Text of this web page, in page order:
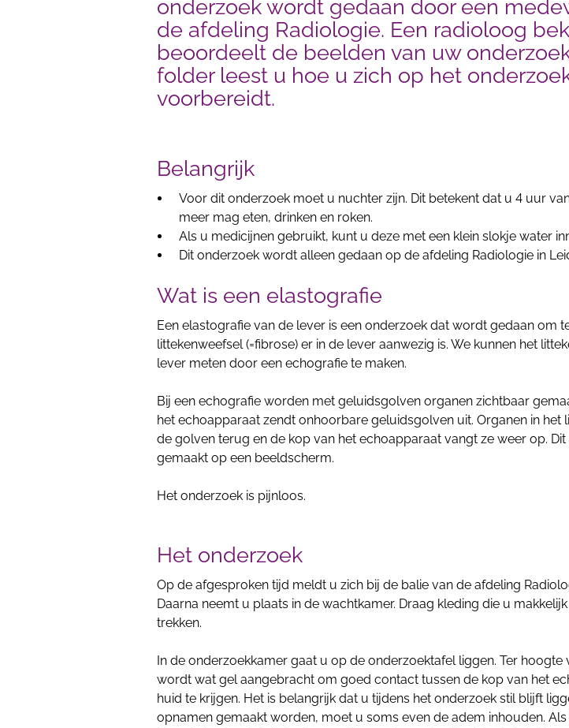
onderzoek wordt gedaan door een
de afdeling Radiologie. Een radioloog
beoordeelt de beelden van uw
folder leest u hoe u zich op het
voorbereidt.
Belangrijk
Voor dit onderzoek moet u nuchter zijn. Dit betekent dat u 4 uur
meer mag eten, drinken en roken.
Als u medicijnen gebruikt, kunt u deze met een klein slokje water
Dit onderzoek wordt alleen gedaan op de afdeling Radiologie in
Wat is een elastografie
Een elastografie van de lever is een onderzoek dat wordt gedaan om
littekenweefsel (=fibrose) er in de lever aanwezig is. We kunnen het
lever meten door een echografie te maken.
Bij een echografie worden met geluidsgolven organen zichtbaar
het echoapparaat zendt onhoorbare geluidsgolven uit. Organen in het
de golven terug en de kop van het echoapparaat vangt ze weer op.
gemaakt op een beeldscherm.
Het onderzoek is pijnloos.
Het onderzoek
Op de afgesproken tijd meldt u zich bij de balie van de afdeling
Daarna neemt u plaats in de wachtkamer. Draag kleding die u
trekken.
In de onderzoekkamer gaat u op de onderzoektafel liggen. Ter hoogte
wordt wat gel aangebracht om goed contact tussen de kop van het
huid te krijgen. Het is belangrijk dat u tijdens het onderzoek stil blijft
opnamen gemaakt worden, moet u soms even de adem inhouden.